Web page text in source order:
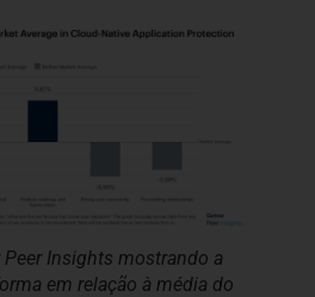
Peer Insights mostrando a
em relação à média do